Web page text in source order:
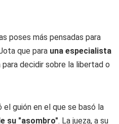
poses más pensadas para
que para una especialista
decidir sobre la libertad o
guión en el que se basó la
su "asombro". La jueza, a su